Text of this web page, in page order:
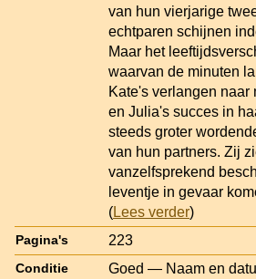
van hun vierjarige
echtparen schijnen
Maar het
waarvan de minuten
Kate's verlangen naar
en Julia's succes in
steeds groter
van hun partners. Zij
vanzelfsprekend
leventje in gevaar
(Lees verder)
Pagina's 223
Conditie
Goed — Naam en